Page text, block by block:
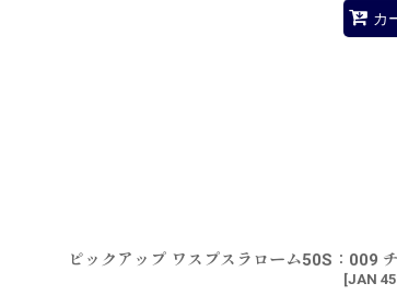
カ
ピックアップ ワスプスラローム50S：009
[JAN